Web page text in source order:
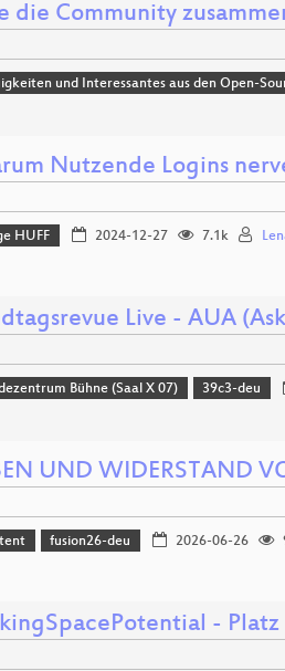
die Community
und Interessantes aus den Open-
Nutzende Logins
HUFF 2024-12-27 7.1k
Live - AUA
Bühne (Saal X 07) 39c3-deu
UND WIDERSTAND
fusion26-deu 2026-06-26
-